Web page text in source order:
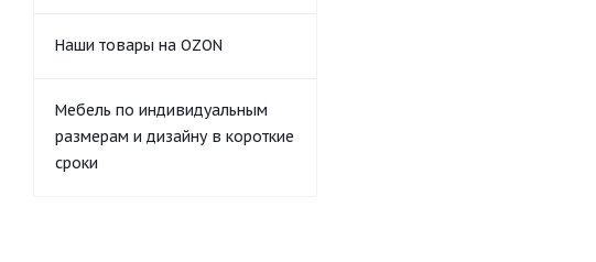
Наши товары на OZON
Мебель по индивидуальным
размерам и дизайну в короткие
сроки